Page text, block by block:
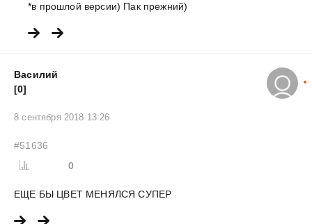
*в прошлой версии) Пак прежний)
Василий
[0]
8 сентября 2018 13:26
#51636
0
ЕЩЕ БЫ ЦВЕТ МЕНЯЛСЯ СУПЕР